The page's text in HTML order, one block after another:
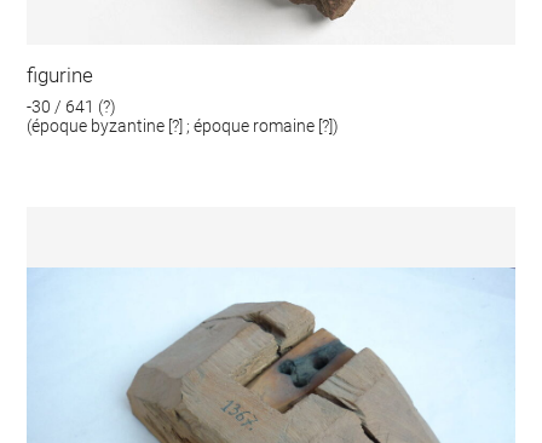
figurine
-30 / 641 (?)
(époque byzantine [?] ; époque romaine [?])